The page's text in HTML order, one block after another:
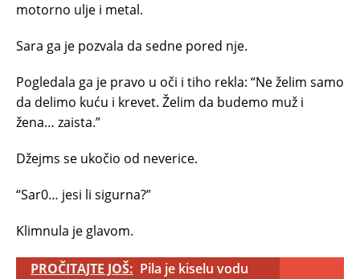
motorno ulje i metal.
Sara ga je pozvala da sedne pored nje.
Pogledala ga je pravo u oči i tiho rekla: “Ne želim samo
da delimo kuću i krevet. Želim da budemo muž i
žena… zaista.”
Džejms se ukočio od neverice.
“Sar0… jesi li sigurna?”
Klimnula je glavom.
PROČITAJTE JOŠ: Pila je kiselu vodu